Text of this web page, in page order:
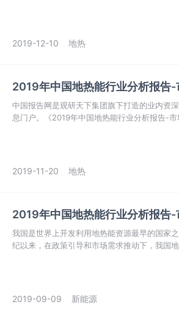
2019-12-10 地热
2019年中国地热能行业分析报告
中国报告网是观研天下集团旗下打造的业内资
息门户。《2019年中国地热能行业分析报告-
2019-11-20 地热
2019年中国地热能行业分析报告
我国是世界上开发利用地热能资源最早的国家
纪以来，在政策引导和市场需求推动下，我国
2019-09-09 新能源